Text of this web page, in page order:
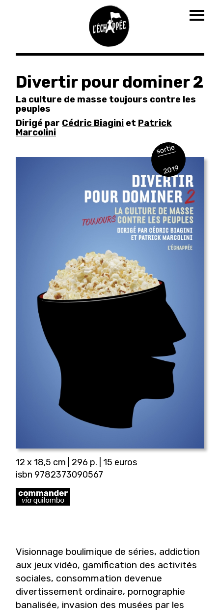
Aller
contenu
principal
Divertir pour dominer 2
La culture de masse toujours contre les
peuples
Dirigé par Cédric Biagini et Patrick
Marcolini
sortie
2019
12 x 18,5 cm | 296 p. | 15 euros
isbn 9782373090567
Visionnage boulimique de séries, addiction
aux jeux vidéo, gamification des activités
sociales, consommation devenue
divertissement ordinaire, pornographie
banalisée, invasion des musées par les